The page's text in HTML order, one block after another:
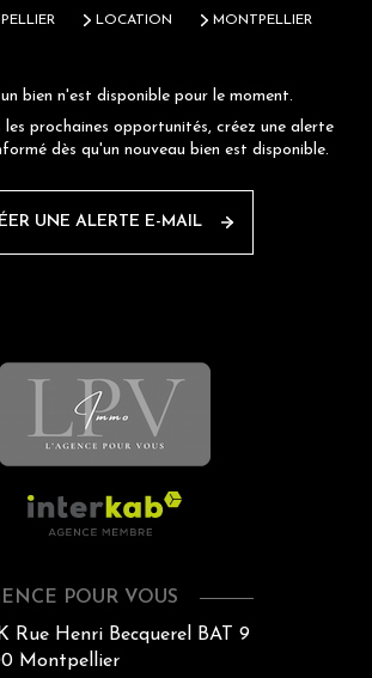
LOCATION MONTPELLIER
bien n'est disponible pour le moment.
prochaines opportunités, créez une alerte
dès qu'un nouveau bien est disponible.
UNE ALERTE E-MAIL
POUR VOUS
Rue Henri Becquerel BAT 9
Montpellier